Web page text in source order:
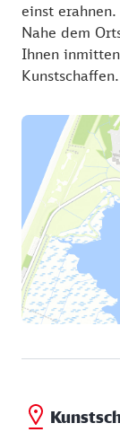
einst erahnen.
Nahe dem
Ihnen
Kunstschaffen.